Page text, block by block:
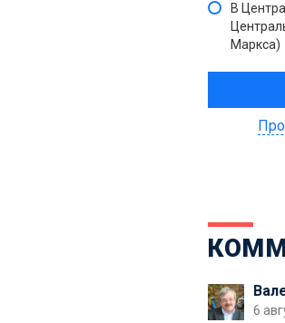
В
Маркса)
6